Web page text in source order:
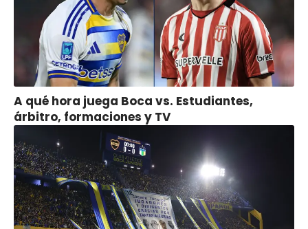
A qué hora juega Boca vs. Estudiantes,
árbitro, formaciones y TV